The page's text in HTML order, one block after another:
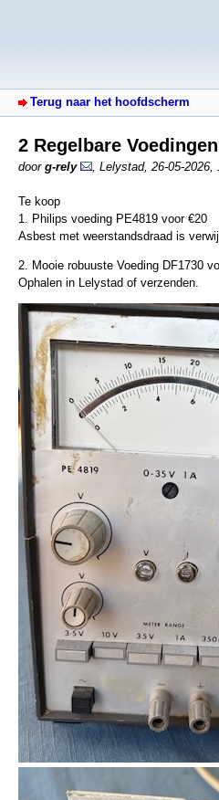
Terug naar het hoofdscherm
2 Regelbare Voedingen
door g-rely Lelystad, 26-05-2026,
Te koop
1. Philips voeding PE4819 voor €20
Asbest met weerstandsdraad is
2. Mooie robuuste Voeding DF1730
Ophalen in Lelystad of verzenden.